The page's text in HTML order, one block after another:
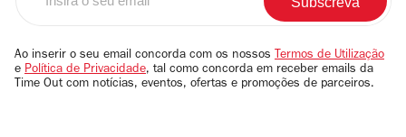
email
Ao inserir o seu email concorda com os nossos Termos de Utilização
e Política de Privacidade, tal como concorda em receber emails da
Time Out com notícias, eventos, ofertas e promoções de parceiros.